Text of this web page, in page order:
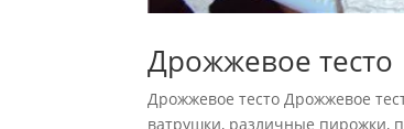
Дрожжевое тесто
Дрожжевое тесто Дрожжевое
ватрушки, различные пирожки,